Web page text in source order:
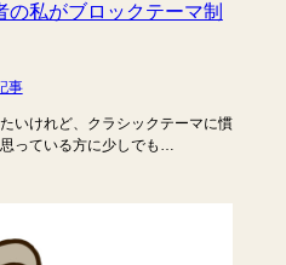
の私がブロックテーマ制
事
いけれど、クラシックテーマに慣
っている方に少しでも…